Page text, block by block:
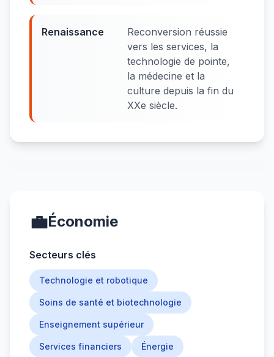
Renaissance
Reconversion réussie
vers les services, la
technologie de pointe,
la médecine et la
culture depuis la fin du
XXe siècle.
💼Économie
Secteurs clés
Technologie et robotique
Soins de santé et biotechnologie
Enseignement supérieur
Services financiers Énergie